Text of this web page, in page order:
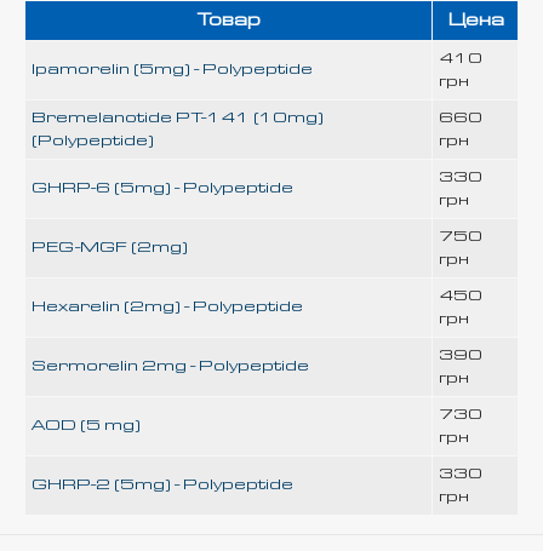
Товар Цена
Ipamorelin (5mg) - Polypeptide
410
грн
Bremelanotide PT-141 (10mg)
(Polypeptide)
660
грн
GHRP-6 (5mg) - Polypeptide
330
грн
PEG-MGF (2mg)
750
грн
Hexarelin (2mg) - Polypeptide
450
грн
Sermorelin 2mg - Polypeptide
390
грн
AOD (5 mg)
730
грн
GHRP-2 (5mg) - Polypeptide
330
грн